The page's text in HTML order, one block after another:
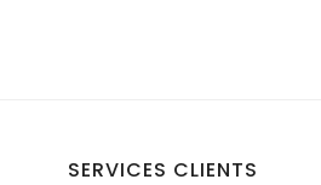
SERVICES CLIENTS